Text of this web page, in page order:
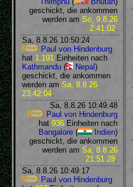
geschickt, die ankommen
werden am So, 9.8.26
2:41:02.
Sa, 8.8.26 10:50:24
Paul von Hindenburg
hat 1.191 Einheiten nach
Kathmandu ( Nepal)
geschickt, die ankommen
werden am Sa, 8.8.26
23:42:04.
Sa, 8.8.26 10:49:48
Paul von Hindenburg
hat 936 Einheiten nach
Bangalore ( Indien)
geschickt, die ankommen
werden am Sa, 8.8.26
21:51:28.
Sa, 8.8.26 10:49:17
Paul von Hindenburg